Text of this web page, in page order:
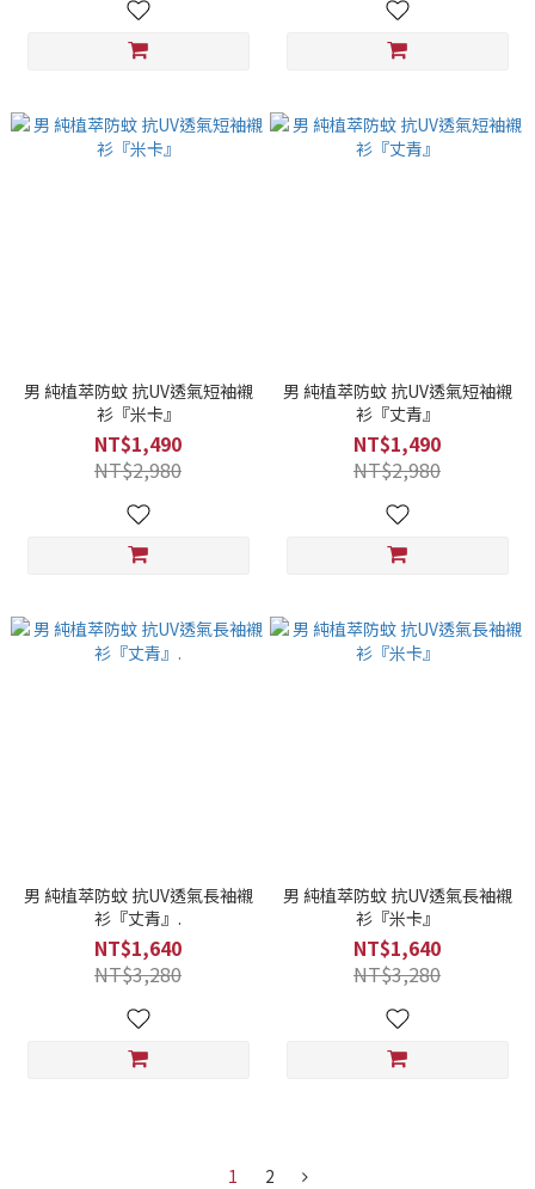
男 純植萃防蚊 抗UV透氣短袖襯
衫『米卡』
NT$1,490
NT$2,980
男 純植萃防蚊 抗UV透氣短袖襯
衫『丈青』
NT$1,490
NT$2,980
男 純植萃防蚊 抗UV透氣長袖襯
衫『丈青』.
NT$1,640
NT$3,280
男 純植萃防蚊 抗UV透氣長袖襯
衫『米卡』
NT$1,640
NT$3,280
1 2